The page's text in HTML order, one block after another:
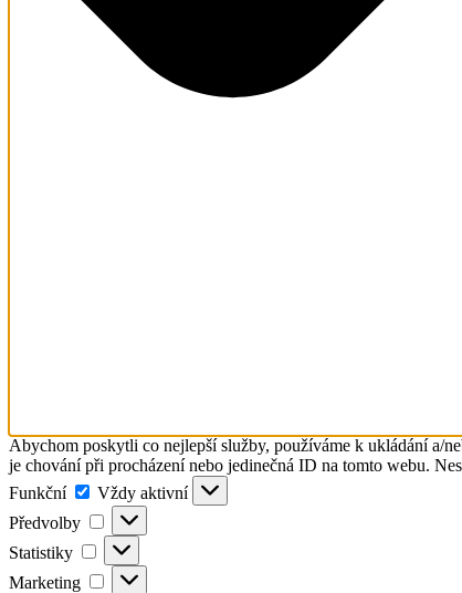
Abychom poskytli co nejlepší služby, používáme k ukládání a/
je chování při procházení nebo jedinečná ID na tomto webu.
Funkční
Funkční
Vždy aktivní
Předvolby
Předvolby
Statistiky Statistiky
Marketing Marketing